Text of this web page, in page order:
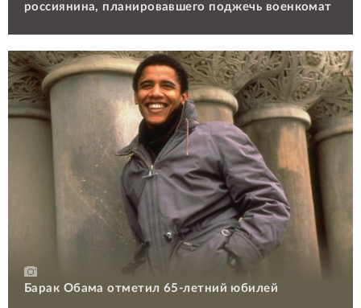
россиянина, планировавшего поджечь военкомат
Барак Обама отметил 65-летний юбилей